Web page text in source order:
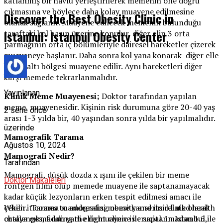
çıkmasına ve böylece daha kolay muayene edilmesine
olanak sağlanır. Muayene edilecek memenin bulunduğu
taraftaki kol başın üzerine konulur, diğer elin 3 orta
parmağının orta iç bölümleriyle dairesel hareketler çizerek
muayeneye başlanır. Daha sonra kol yana konarak diğer elle
koltukaltı bölgesi muayene edilir. Aynı hareketleri diğer
karşı memede tekrarlanmalıdır.
Klinik Meme Muayenesi; Doktor tarafından yapılan
meme muayenesidir. Kişinin risk durumuna göre 20-40 yaş
arası 1-3 yılda bir, 40 yaşından sonra yılda bir yapılmalıdır.
Mamografik Tarama
Mamografi Nedir?
Mamografi, düşük dozda x ışını ile çekilen bir meme
röntgen filmi olup memede muayene ile saptanamayacak
kadar küçük lezyonların erken tespit edilmesi amacı ile
çekilir. Tarama mamografisi meme kanserini klinik olarak
ortaya çıkmadan yani elle muayene ile saptanmadan 1.5 ile
Discover the Best Obesity Clinic in
Istanbul: Istanbul Obesity Center
Yayınlanan
2 sene önce
üzerinde
Ağustos 10, 2024
Tarafından
Doktor Makaleleri
When it comes to addressing obesity and its related health
challenges, finding the right clinic is crucial. In Istanbul,